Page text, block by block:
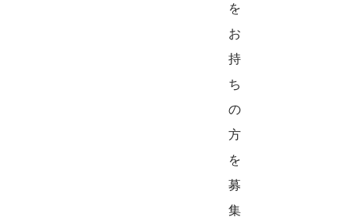
を
お
持
ち
の
方
を
募
集